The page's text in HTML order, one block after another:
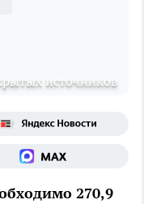
источников
270,9